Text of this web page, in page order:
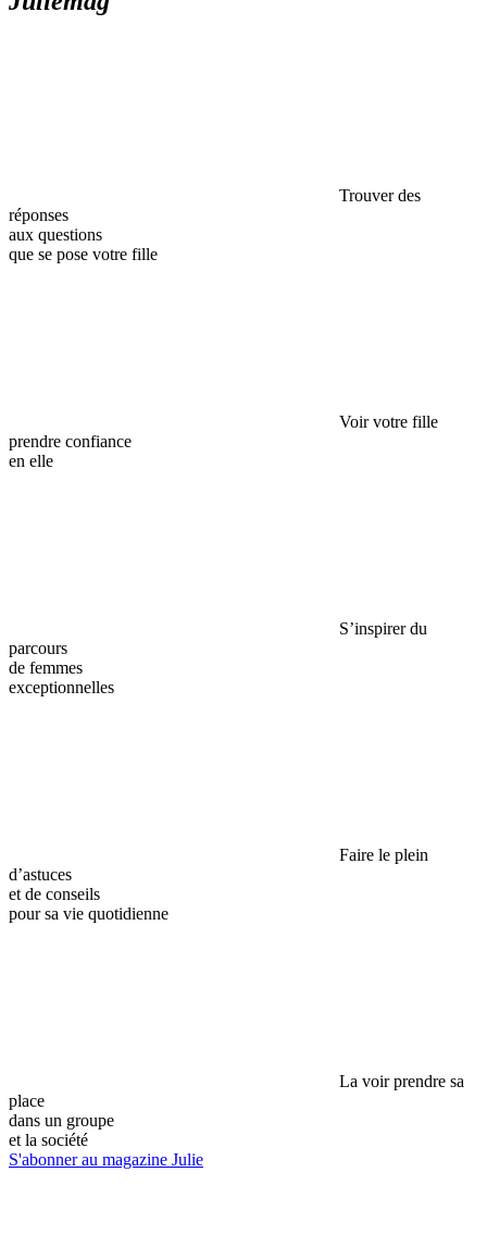
Trouver des
réponses
aux questions
que se pose votre fille
Voir votre fille
prendre confiance
en elle
S’inspirer du
parcours
de femmes
exceptionnelles
Faire le plein
d’astuces
et de conseils
pour sa vie quotidienne
La voir prendre sa
place
dans un groupe
et la société
S'abonner au magazine Julie